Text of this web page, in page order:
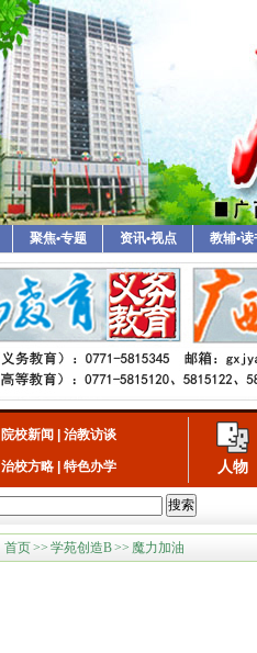
聚焦•专题 资讯•视点 教辅•读
院校新闻 治教访谈
治校方略 特色办学 人物
搜索
首页>> 学苑创造B>> 魔力加油